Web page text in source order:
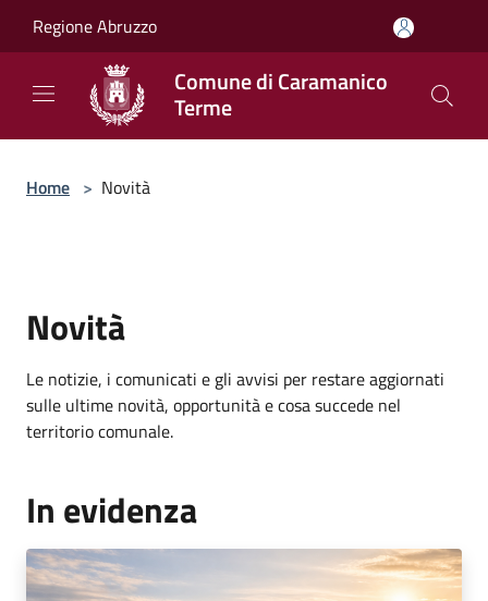
Regione Abruzzo
Comune di Caramanico
Terme
Home > Novità
Novità
Le notizie, i comunicati e gli avvisi per restare aggiornati
sulle ultime novità, opportunità e cosa succede nel
territorio comunale.
In evidenza